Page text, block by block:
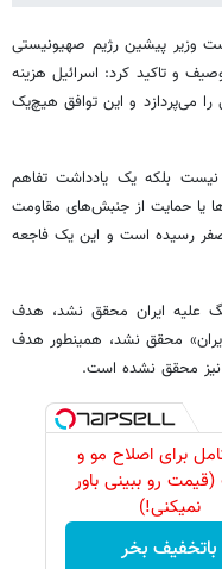
وزیر پیشین رژیم صهیونیستی
و تاکید کرد: اسرائیل هزینه
را می‌پردازد و این توافق هیچ‌یک
نیست بلکه یک یادداشت تفاهم
یا حمایت از جنبش‌های مقاومت
صفر رسیده است و این یک فاجعه
علیه ایران محقق نشد، هدف
محقق نشد، همینطور هدف
نیز محقق نشده است.
برای اصلاح مو و
رو ببینی باور
نمیکنی!)
باتخفیف بخر